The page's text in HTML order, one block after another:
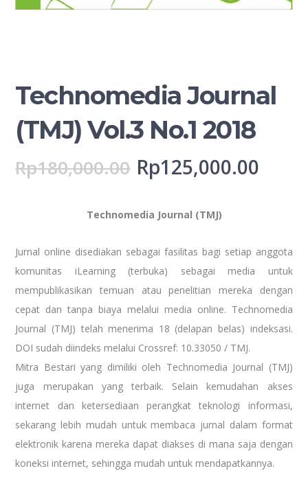
Technomedia Journal
(TMJ) Vol.3 No.1 2018
Rp180,000.00 Rp125,000.00
Technomedia Journal (TMJ)
Jurnal online disediakan sebagai fasilitas bagi setiap anggota
komunitas iLearning (terbuka) sebagai media untuk
mempublikasikan temuan atau penelitian mereka dengan
cepat dan tanpa biaya melalui media online. Technomedia
Journal (TMJ) telah menerima 18 (delapan belas) indeksasi.
DOI sudah diindeks melalui Crossref: 10.33050 / TMJ.
Mitra Bestari yang dimiliki oleh Technomedia Journal (TMJ)
juga merupakan yang terbaik. Selain kemudahan akses
internet dan ketersediaan perangkat teknologi informasi,
sekarang lebih mudah untuk membaca jurnal dalam format
elektronik karena mereka dapat diakses di mana saja dengan
koneksi internet, sehingga mudah untuk mendapatkannya.